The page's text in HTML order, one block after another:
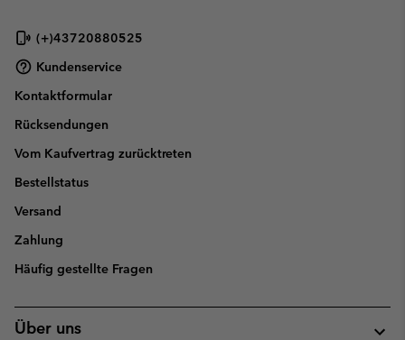
(+)43720880525
Kundenservice
Kontaktformular
Rücksendungen
Vom Kaufvertrag zurücktreten
Bestellstatus
Versand
Zahlung
Häufig gestellte Fragen
Über uns